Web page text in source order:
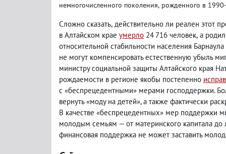
немногочисленного поколения, рожденного в
Сложно сказать, действительно ли реален этот
в Алтайском крае умерло 24 716 человек, а
относительной стабильности населения
не могут компенсировать естественную убыль
министру социальной защиты Алтайского края
рождаемости в регионе якобы постепенно
с «беспрецедентными» мерами господдержки.
вернуть «моду на детей», а также фактически
В качестве «беспрецедентных» мер поддержки
молодым семьям — от материнского капитала до
финансовая поддержка не может заставить